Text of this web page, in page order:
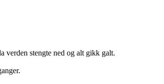
verden stengte ned og alt gikk galt.